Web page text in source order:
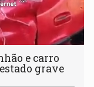
e carro
grave